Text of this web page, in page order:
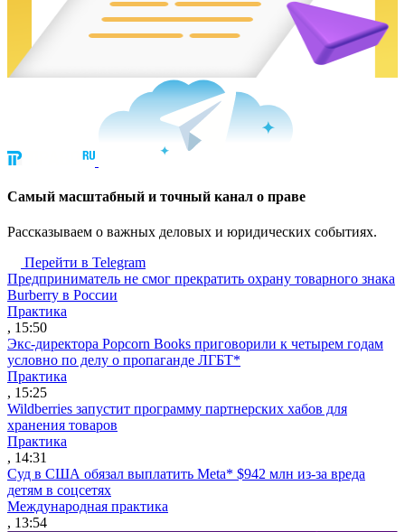
Cамый масштабный и точный канал о праве
Рассказываем о важных деловых и юридических событиях.
Перейти в Telegram
Предприниматель не смог прекратить охрану товарного знака
Burberry в России
Практика
, 15:50
Экс-директора Popcorn Books приговорили к четырем годам
условно по делу о пропаганде ЛГБТ*
Практика
, 15:25
Wildberries запустит программу партнерских хабов для
хранения товаров
Практика
, 14:31
Суд в США обязал выплатить Meta* $942 млн из-за вреда
детям в соцсетях
Международная практика
, 13:54